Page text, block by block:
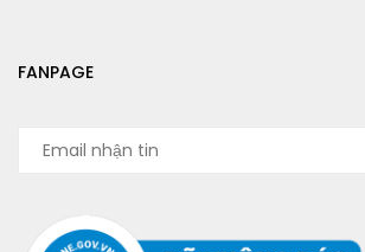
FANPAGE